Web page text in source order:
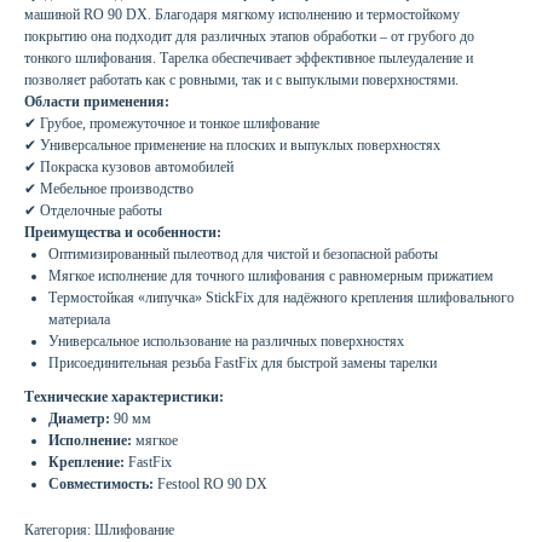
машиной RO 90 DX. Благодаря мягкому исполнению и термостойкому
покрытию она подходит для различных этапов обработки – от грубого до
тонкого шлифования. Тарелка обеспечивает эффективное пылеудаление и
позволяет работать как с ровными, так и с выпуклыми поверхностями.
Области применения:
✔ Грубое, промежуточное и тонкое шлифование
✔ Универсальное применение на плоских и выпуклых поверхностях
✔ Покраска кузовов автомобилей
✔ Мебельное производство
✔ Отделочные работы
Преимущества и особенности:
Оптимизированный пылеотвод для чистой и безопасной работы
Мягкое исполнение для точного шлифования с равномерным прижатием
Термостойкая «липучка» StickFix для надёжного крепления шлифовального
материала
Универсальное использование на различных поверхностях
Присоединительная резьба FastFix для быстрой замены тарелки
Технические характеристики:
Диаметр: 90 мм
Исполнение: мягкое
Крепление: FastFix
Совместимость: Festool RO 90 DX
Категория: Шлифование